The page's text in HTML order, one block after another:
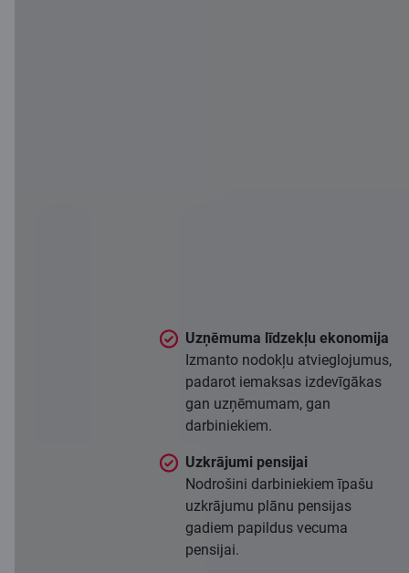
Uzņēmuma līdzekļu ekonomija
Izmanto nodokļu atvieglojumus,
padarot iemaksas izdevīgākas
gan uzņēmumam, gan
darbiniekiem.
Uzkrājumi pensijai
Nodrošini darbiniekiem īpašu
uzkrājumu plānu pensijas
gadiem papildus vecuma
pensijai.